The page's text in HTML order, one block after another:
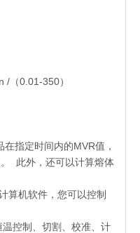
/（0.01-350）
定时间内的MVR值，
此外，还可以计算熔体
机软件，您可以控制
制、切割、校准、计